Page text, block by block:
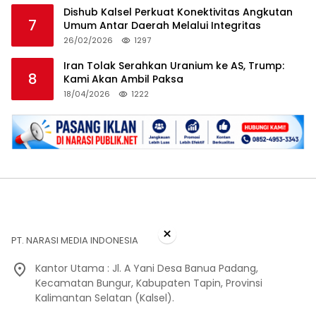
7
Dishub Kalsel Perkuat Konektivitas Angkutan
Umum Antar Daerah Melalui Integritas
26/02/2026 1297
8
Iran Tolak Serahkan Uranium ke AS, Trump:
Kami Akan Ambil Paksa
18/04/2026 1222
PT. NARASI MEDIA INDONESIA
Kantor Utama : Jl. A Yani Desa Banua Padang,
Kecamatan Bungur, Kabupaten Tapin, Provinsi
Kalimantan Selatan (Kalsel).
×